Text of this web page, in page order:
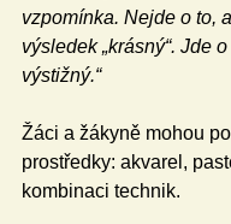
vzpomínka. Nejde o to,
výsledek „krásný“. Jde
výstižný.“
Žáci a žákyně mohou
prostředky: akvarel,
kombinaci technik.